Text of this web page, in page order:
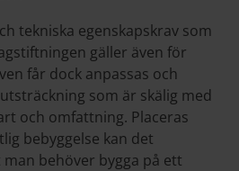
tekniska egenskapskrav som
gäller även för
får dock anpassas och
som är skälig med
och omfattning. Placeras
bebyggelse kan det
behöver bygga på ett